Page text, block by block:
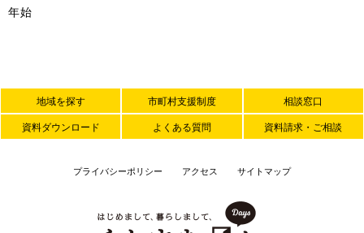
年始
地域を探す 市町村支援制度 相談窓口
資料ダウンロード よくある質問 資料請求・ご相談
プライバシーポリシー アクセス サイトマップ